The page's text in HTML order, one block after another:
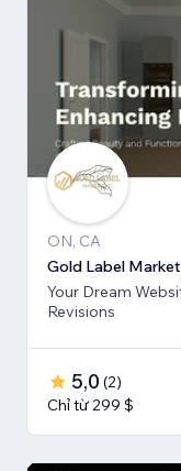
ON, CA
Gold Label
Your Dream
Revisions
5,0 (2)
Chỉ từ 299 $